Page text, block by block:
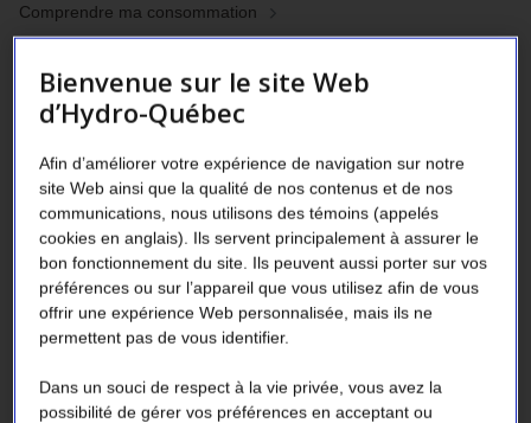
Comprendre ma consommation
froid sur le système de
chauffage
Vidéo : L’hiver, ça chauffe !
Plus il fait froid dehors, plus votre maison se refroidit. Et,
même si vous ne touchez pas au thermostat, votre facture
est plus élevée. Cette vidéo vous explique pourquoi.
Bienvenue sur le site Web
d’Hydro-Québec
Afin d’améliorer votre expérience de navigation sur notre
site Web ainsi que la qualité de nos contenus et de nos
communications, nous utilisons des témoins (appelés
cookies en anglais). Ils servent principalement à assurer le
bon fonctionnement du site. Ils peuvent aussi porter sur vos
préférences ou sur l’appareil que vous utilisez afin de vous
offrir une expérience Web personnalisée, mais ils ne
permettent pas de vous identifier.
Dans un souci de respect à la vie privée, vous avez la
possibilité de gérer vos préférences en acceptant ou